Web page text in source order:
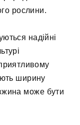
рослини.
надійні
ширину
може бути